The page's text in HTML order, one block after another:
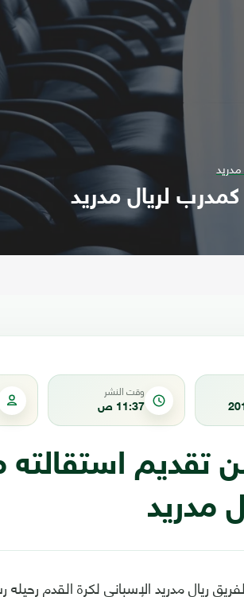
لريال مدريد
وقت النشر
11:37 ص
تقديم
مدريد
ريال مدريد الإسباني لكرة القدم